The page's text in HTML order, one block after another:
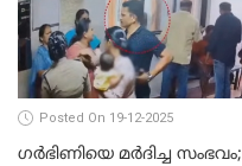
Posted On 19-12-2025
ഗര്‍ഭിണിയെ മർദിച്ച സംഭവം;